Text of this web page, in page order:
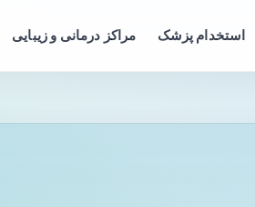
استخدام پزشک مراکز درمانی و زیبایی